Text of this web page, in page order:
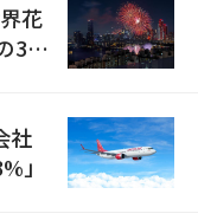
花
3カ
社
」